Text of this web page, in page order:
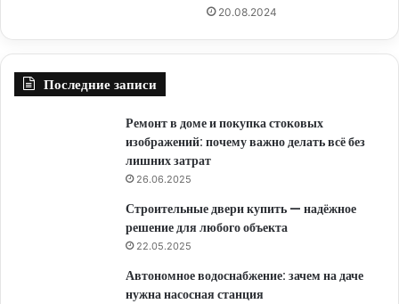
20.08.2024
Последние записи
Ремонт в доме и покупка стоковых
изображений: почему важно делать всё без
лишних затрат
26.06.2025
Строительные двери купить — надёжное
решение для любого объекта
22.05.2025
Автономное водоснабжение: зачем на даче
нужна насосная станция